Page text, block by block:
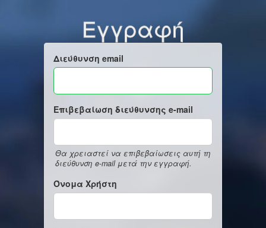
Εγγραφή
Διεύθυνση email
Επιβεβαίωση διεύθυνσης e-mail
Θα χρειαστεί να επιβεβαίωσεις αυτή τη
διεύθυνση e-mail μετά την εγγραφή.
Όνομα Χρήστη